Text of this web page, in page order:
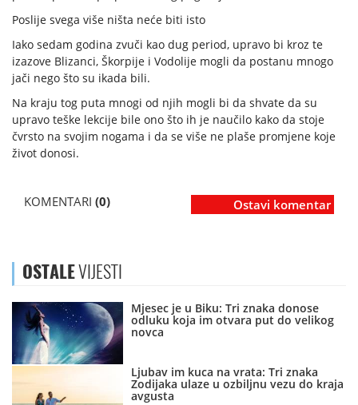
Poslije svega više ništa neće biti isto
Iako sedam godina zvuči kao dug period, upravo bi kroz te
izazove Blizanci, Škorpije i Vodolije mogli da postanu mnogo
jači nego što su ikada bili.
Na kraju tog puta mnogi od njih mogli bi da shvate da su
upravo teške lekcije bile ono što ih je naučilo kako da stoje
čvrsto na svojim nogama i da se više ne plaše promjene koje
život donosi.
KOMENTARI (0) Ostavi komentar
OSTALEVIJESTI
Mjesec je u Biku: Tri znaka donose
odluku koja im otvara put do velikog
novca
Ljubav im kuca na vrata: Tri znaka
Zodijaka ulaze u ozbiljnu vezu do kraja
avgusta